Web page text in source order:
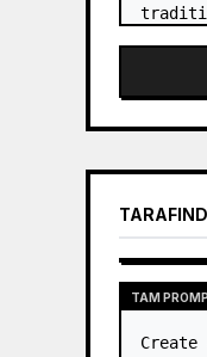
style
TAM